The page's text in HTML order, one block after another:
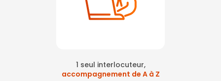
1 seul interlocuteur,
accompagnement de A à Z